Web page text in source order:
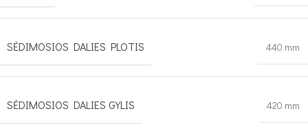
SĖDIMOSIOS DALIES PLOTIS 440 mm
SĖDIMOSIOS DALIES GYLIS 420 mm